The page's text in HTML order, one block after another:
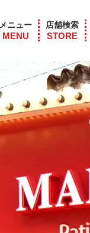
メニュー
MENU
店舗検索
STORE